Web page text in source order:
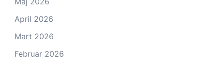
April 2026
Mart 2026
Februar 2026